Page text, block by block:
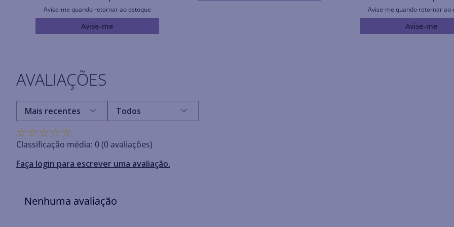
Avise-me quando retornar ao estoque
Avise-me
Avise-me quando retornar ao
Avise-me
AVALIAÇÕES
☆☆☆☆☆
Classificação média: 0(0 avaliações)
Faça login para escrever uma avaliação.
Mais recentes Todos
Nenhuma avaliação